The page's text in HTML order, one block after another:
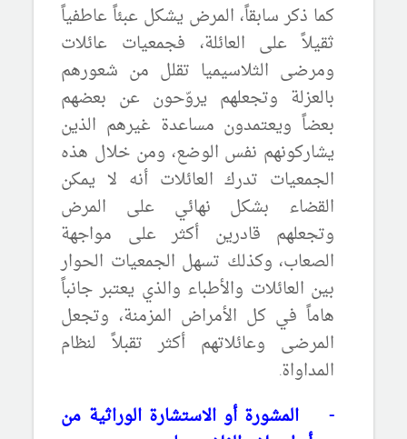
كما ذكر سابقاً، المرض يشكل عبئاً عاطفياً
ثقيلاً على العائلة، فجمعيات عائلات
ومرضى الثلاسيميا تقلل من شعورهم
بالعزلة وتجعلهم يروّحون عن بعضهم
بعضاً ويعتمدون مساعدة غيرهم الذين
يشاركونهم نفس الوضع، ومن خلال هذه
الجمعيات تدرك العائلات أنه لا يمكن
القضاء بشكل نهائي على المرض
وتجعلهم قادرين أكثر على مواجهة
الصعاب، وكذلك تسهل الجمعيات الحوار
بين العائلات والأطباء والذي يعتبر جانباً
هاماً في كل الأمراض المزمنة، وتجعل
المرضى وعائلاتهم أكثر تقبلاً لنظام
المداواة.
-
المشورة أو الاستشارة الوراثية من